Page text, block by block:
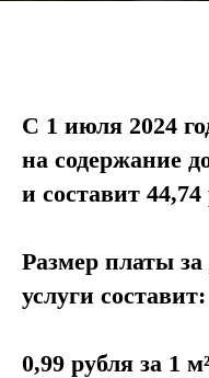
С 1 июля 2024
на содержание
и составит 44,74
Размер платы
услуги составит:
0,99 рубля за 1